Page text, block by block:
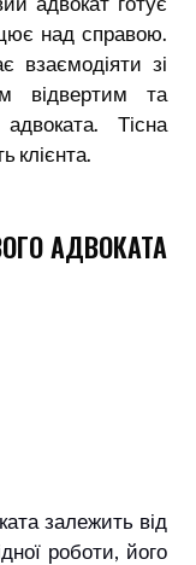
над справою.
взаємодіяти зі
відвертим та
Тісна
клієнта.
АДВОКАТА
залежить від
роботи, його